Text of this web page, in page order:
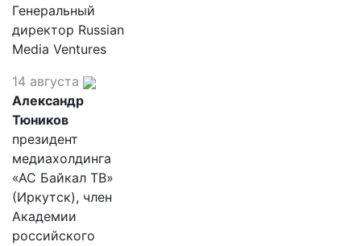
Генеральный
директор Russian
Media Ventures
14 августа
Александр
Тюников
президент
медиахолдинга
«АС Байкал ТВ»
(Иркутск), член
Академии
российского